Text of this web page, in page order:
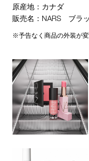
原産地：カナダ
販売名：NARS ブラ
※予告なく商品の外装が